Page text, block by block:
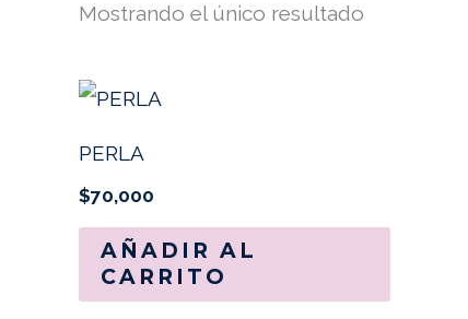
Mostrando el único resultado
PERLA
$70,000
AÑADIR AL
CARRITO